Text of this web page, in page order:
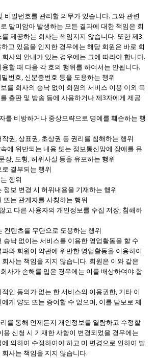
비밀번호를 관리할 의무가 있습니다. 그와 관련
말미암아 발생하는 모든 결과에 대한 책임은 회
제공하는 회사는 책임지지 않습니다. 또한 제3
고 있음을 인지한 경우에는 해당 회원은 바로 회
사의 안내가 있는 경우에는 그에 따라야 합니다.
할 때 다음 각 호의 행위를 하여서는 안됩니다.
번호, 신분증번호 등을 도용하는 행위
를 회사의 승낙 없이 회원의 서비스 이용 이외 목
출판 및 방송 등에 사용하거나 제3자에게 제공
를 비방하거나 중상모략으로 명예를 훼손하는 행
권, 상표권, 초상권 등 권리를 침해하는 행위
에 위반되는 내용 또는 정보통신망에 장애를 유
장, 도형, 허위사실 등을 유포하는 행위
결부되는 행위
행위
정보 변경 시 허위내용을 기재하는 행위
또는 관계자를 사칭하는 행위
고 다른 사용자의 개인정보를 수집 저장, 침해하
컨텐츠를 무단으로 도용하는 행위
낙 없이는 서비스를 이용한 영업활동을 할 수
와 회원이 약관에 위반한 영업활동을 이용하여
사는 책임을 지지 않습니다. 회원은 이와 같은
사가 손해를 입은 경우에는 이를 배상하여야 합
인 동의가 없는 한 서비스의 이용권한, 기타 이
게 양도 또는 증여할 수 없으며, 이를 담보로 제
를 통해 언제든지 개인정보를 열람하고 수정할
용 신청 시 기재한 사항이 변경되었을 경우에는
의하여 수정하여야 하고 미 변경으로 인하여 발
사는 책임을 지지 않습니다.